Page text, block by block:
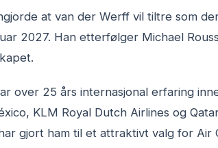
at van der Werff vil tiltre som
2027. Han etterfølger Michael
over 25 års internasjonal erfaring
KLM Royal Dutch Airlines og
gjort ham til et attraktivt valg for Air